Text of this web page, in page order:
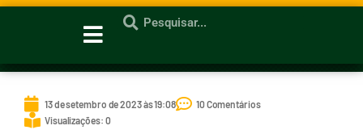
13 de setembro de 2023 às 19:08
10 Comentários
Visualizações: 0